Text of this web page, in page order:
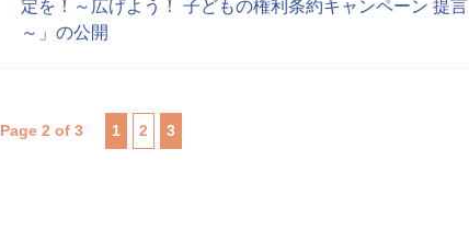
定を！～広げよう！ 子どもの権利条約キャンペーン 提言
～」の公開
Page 2 of 3 1 2 3